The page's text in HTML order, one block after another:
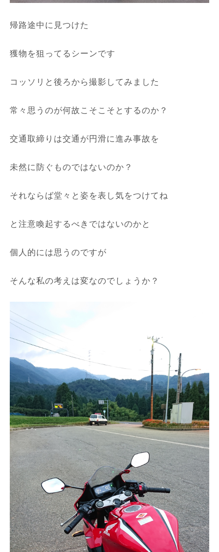
帰路途中に見つけた
獲物を狙ってるシーンです
コッソリと後ろから撮影してみました
常々思うのが何故こそこそとするのか？
交通取締りは交通が円滑に進み事故を
未然に防ぐものではないのか？
それならば堂々と姿を表し気をつけてね
と注意喚起するべきではないのかと
個人的には思うのですが
そんな私の考えは変なのでしょうか？